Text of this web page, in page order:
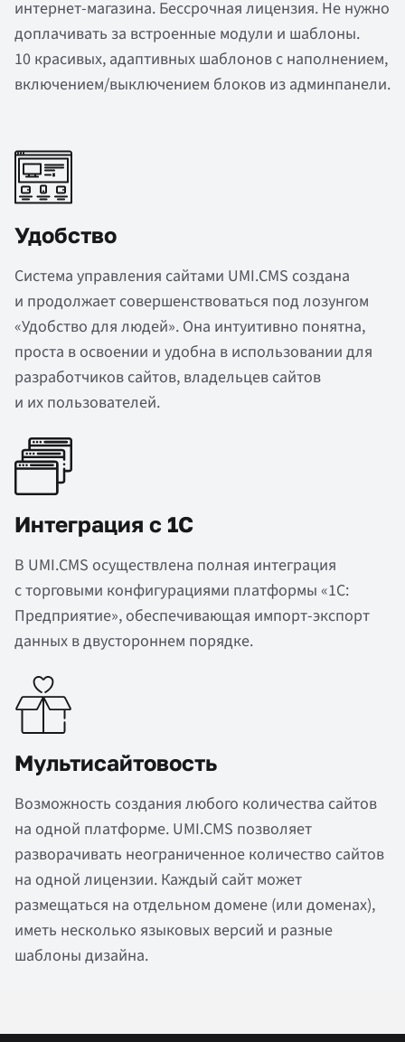
интернет-магазина. Бессрочная лицензия. Не нужно
доплачивать за встроенные модули и шаблоны.
10 красивых, адаптивных шаблонов с наполнением,
включением/выключением блоков из админпанели.
Удобство
Система управления сайтами UMI.CMS создана
и продолжает совершенствоваться под лозунгом
«Удобство для людей». Она интуитивно понятна,
проста в освоении и удобна в использовании для
разработчиков сайтов, владельцев сайтов
и их пользователей.
Интеграция с 1С
В UMI.CMS осуществлена полная интеграция
с торговыми конфигурациями платформы «1С:
Предприятие», обеспечивающая импорт-экспорт
данных в двустороннем порядке.
Мультисайтовость
Возможность создания любого количества сайтов
на одной платформе. UMI.CMS позволяет
разворачивать неограниченное количество сайтов
на одной лицензии. Каждый сайт может
размещаться на отдельном домене (или доменах),
иметь несколько языковых версий и разные
шаблоны дизайна.